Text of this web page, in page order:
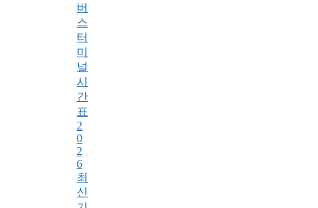
버
스
터
미
널
시
간
표
2
0
2
6
최
신